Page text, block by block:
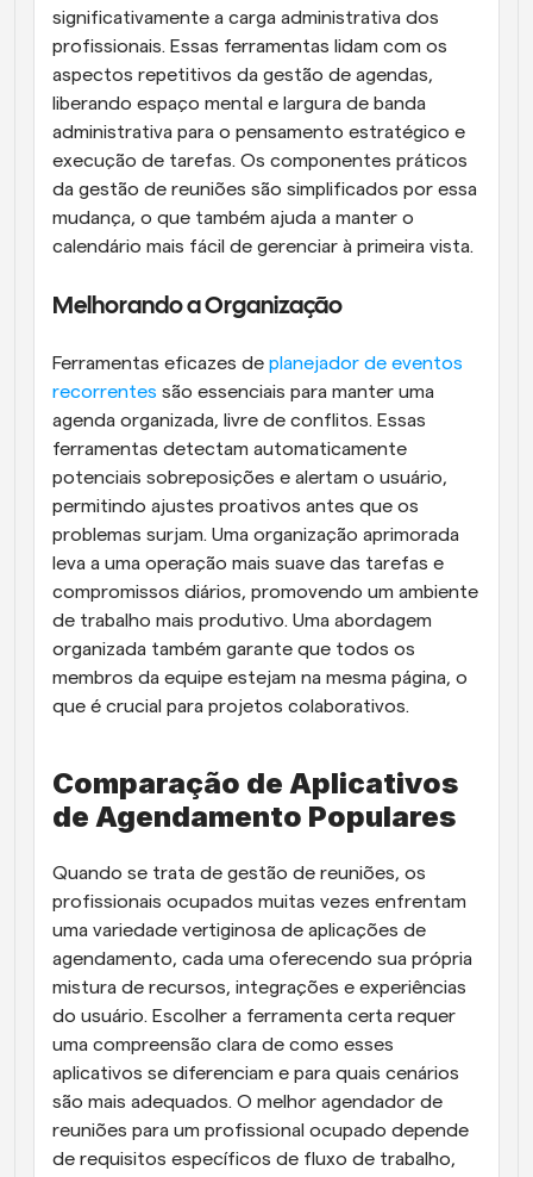
significativamente a carga administrativa dos
profissionais. Essas ferramentas lidam com os
aspectos repetitivos da gestão de agendas,
liberando espaço mental e largura de banda
administrativa para o pensamento estratégico e
execução de tarefas. Os componentes práticos
da gestão de reuniões são simplificados por essa
mudança, o que também ajuda a manter o
calendário mais fácil de gerenciar à primeira vista.
Melhorando a Organização
Ferramentas eficazes de planejador de eventos
recorrentes são essenciais para manter uma
agenda organizada, livre de conflitos. Essas
ferramentas detectam automaticamente
potenciais sobreposições e alertam o usuário,
permitindo ajustes proativos antes que os
problemas surjam. Uma organização aprimorada
leva a uma operação mais suave das tarefas e
compromissos diários, promovendo um ambiente
de trabalho mais produtivo. Uma abordagem
organizada também garante que todos os
membros da equipe estejam na mesma página, o
que é crucial para projetos colaborativos.
Comparação de Aplicativos
de Agendamento Populares
Quando se trata de gestão de reuniões, os
profissionais ocupados muitas vezes enfrentam
uma variedade vertiginosa de aplicações de
agendamento, cada uma oferecendo sua própria
mistura de recursos, integrações e experiências
do usuário. Escolher a ferramenta certa requer
uma compreensão clara de como esses
aplicativos se diferenciam e para quais cenários
são mais adequados. O melhor agendador de
reuniões para um profissional ocupado depende
de requisitos específicos de fluxo de trabalho,